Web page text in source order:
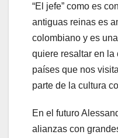
“El jefe” como es
antiguas reinas es
colombiano y es
quiere resaltar en la
países que nos
parte de la cultura
En el futuro
alianzas con